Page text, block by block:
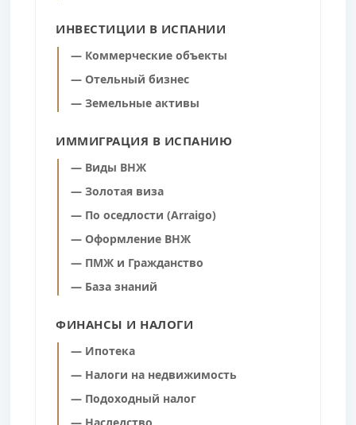
ИНВЕСТИЦИИ В ИСПАНИИ
— Коммерческие объекты
— Отельный бизнес
— Земельные активы
ИММИГРАЦИЯ В ИСПАНИЮ
— Виды ВНЖ
— Золотая виза
— По оседлости (Arraigo)
— Оформление ВНЖ
— ПМЖ и Гражданство
— База знаний
ФИНАНСЫ И НАЛОГИ
— Ипотека
— Налоги на недвижимость
— Подоходный налог